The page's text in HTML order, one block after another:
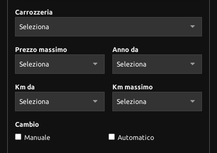
Carrozzeria
Prezzo massimo Anno da
Km da Km massimo
Cambio
Manuale
Automatico